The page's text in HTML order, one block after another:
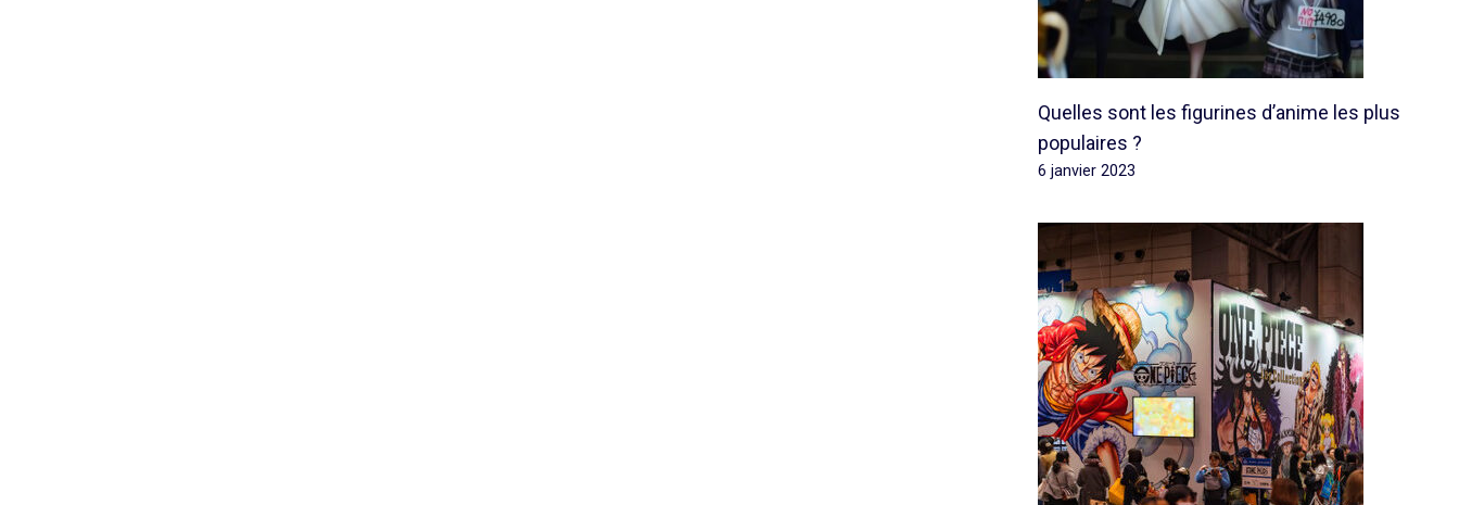
Quelles sont les figurines d’anime les plus
populaires ?
6 janvier 2023